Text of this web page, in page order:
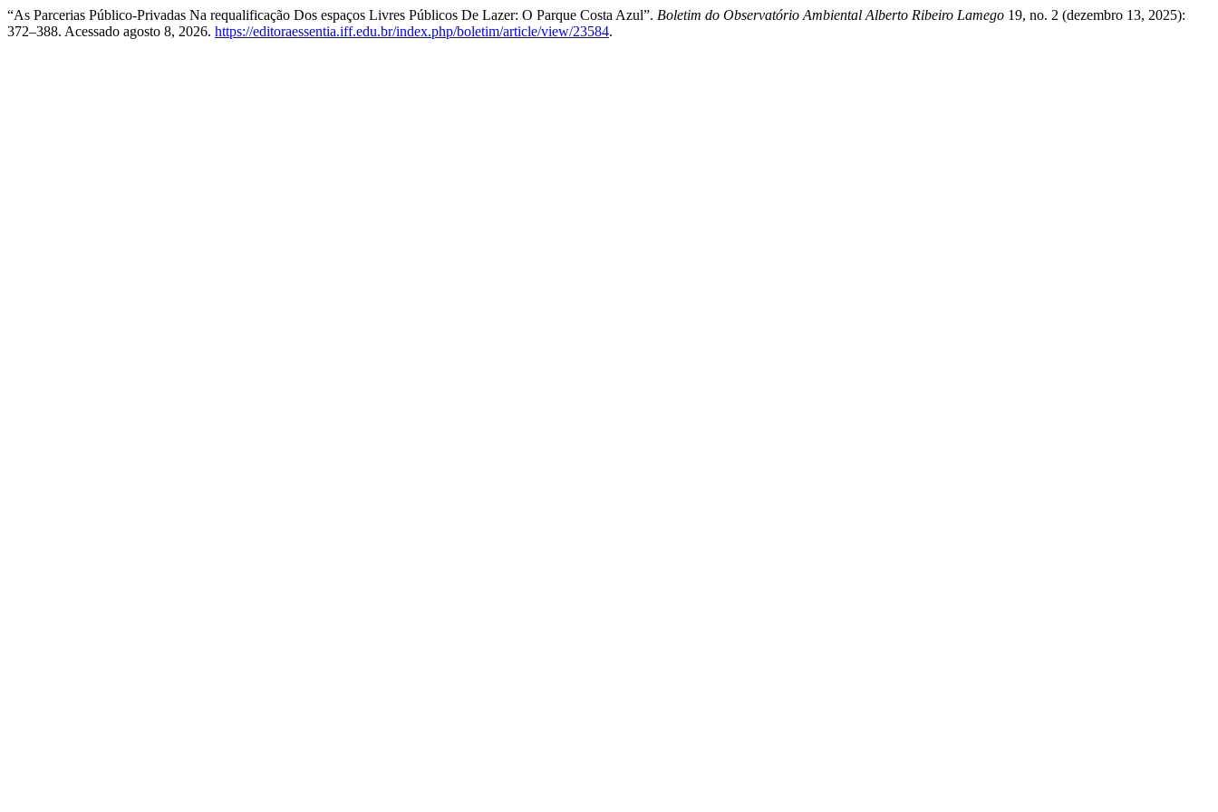
“As Parcerias Público-Privadas Na requalificação Dos espaços Livres Públicos De Lazer: O Parque Costa Azul”. Boletim do Observatório Ambiental Alberto Ribeiro Lamego 19, no. 2 (dezembro 13, 2025):
372–388. Acessado agosto 8, 2026. https://editoraessentia.iff.edu.br/index.php/boletim/article/view/23584.